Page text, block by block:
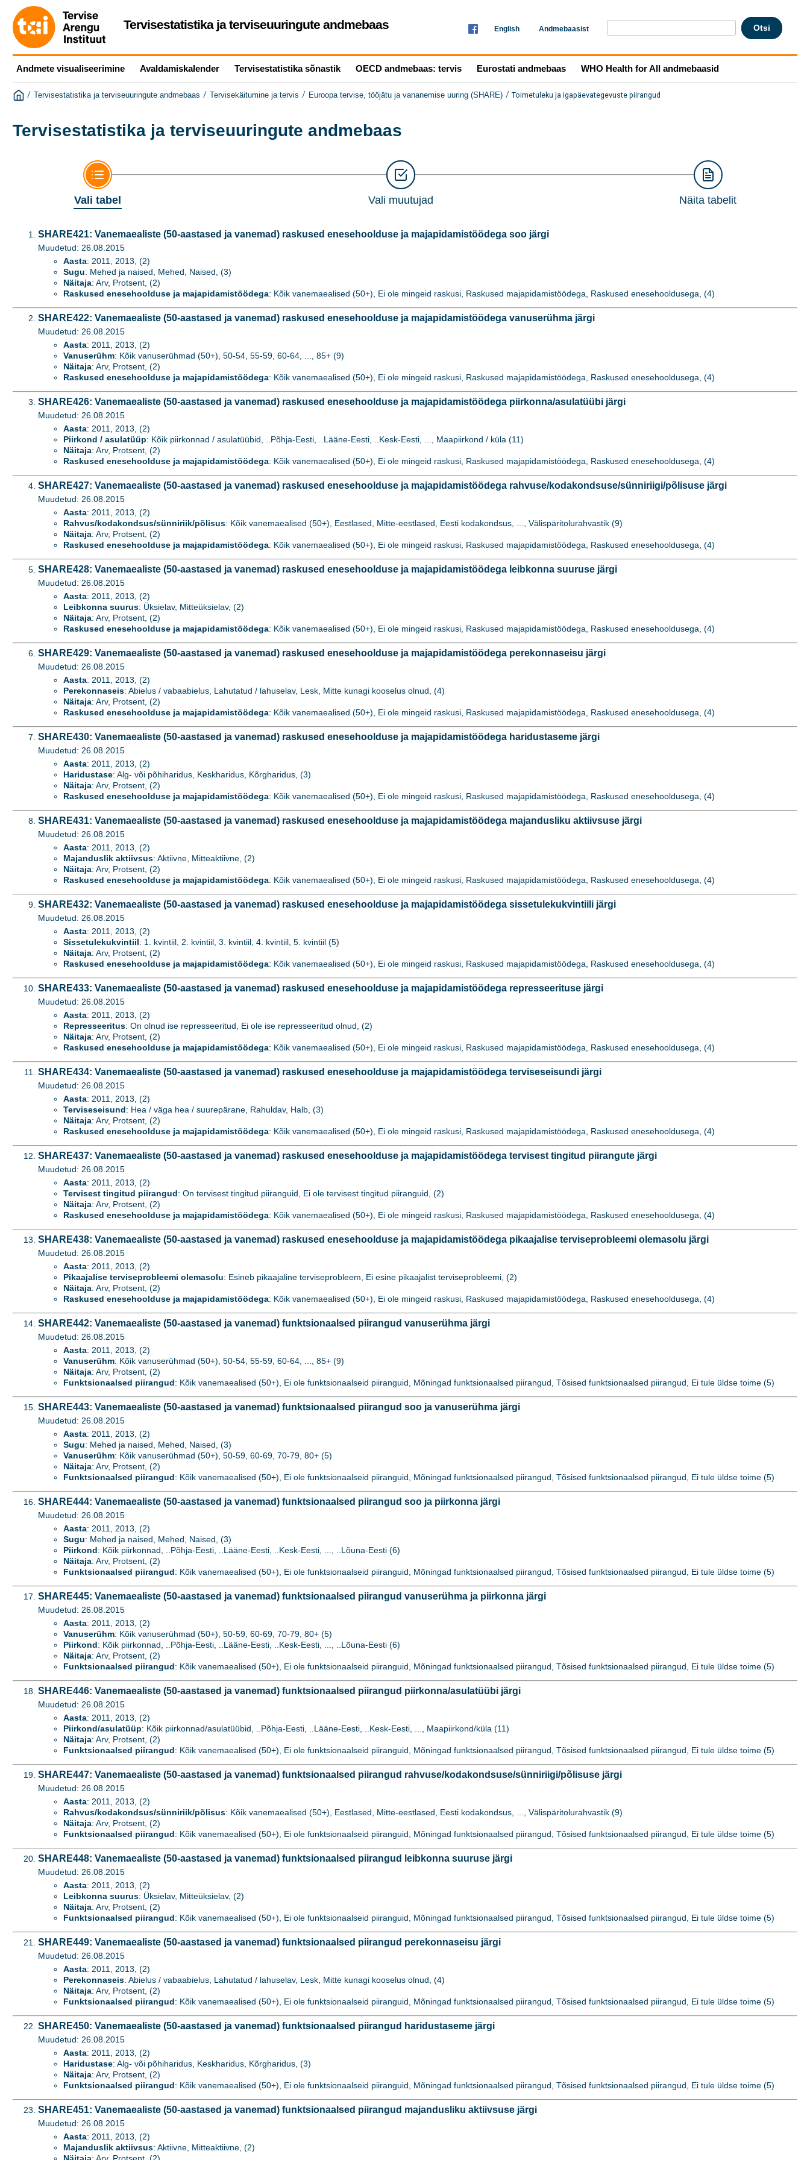
Tervisestatistika ja terviseuuringute andmebaas English Andmebaasist
Andmete visualiseerimine Avaldamiskalender Tervisestatistika sõnastik OECD andmebaas: tervis Eurostati andmebaas WHO Health for All andmebaasid
/ Tervisestatistika ja terviseuuringute andmebaas / Tervisekäitumine ja tervis / Euroopa tervise, tööjätu ja vananemise uuring (SHARE) / Toimetuleku ja igapäevategevuste piirangud
Tervisestatistika ja terviseuuringute andmebaas
Vali tabel Vali muutujad Näita tabelit
SHARE421: Vanemaealiste (50-aastased ja vanemad) raskused enesehoolduse ja majapidamistöödega soo järgi
Muudetud: 26.08.2015
Aasta: 2011, 2013, (2)
Sugu: Mehed ja naised, Mehed, Naised, (3)
Näitaja: Arv, Protsent, (2)
Raskused enesehoolduse ja majapidamistöödega: Kõik vanemaealised (50+), Ei ole mingeid raskusi, Raskused majapidamistöödega, Raskused enesehooldusega, (4)
SHARE422: Vanemaealiste (50-aastased ja vanemad) raskused enesehoolduse ja majapidamistöödega vanuserühma järgi
Muudetud: 26.08.2015
Aasta: 2011, 2013, (2)
Vanuserühm: Kõik vanuserühmad (50+), 50-54, 55-59, 60-64, ..., 85+ (9)
Näitaja: Arv, Protsent, (2)
Raskused enesehoolduse ja majapidamistöödega: Kõik vanemaealised (50+), Ei ole mingeid raskusi, Raskused majapidamistöödega, Raskused enesehooldusega, (4)
SHARE426: Vanemaealiste (50-aastased ja vanemad) raskused enesehoolduse ja majapidamistöödega piirkonna/asulatüübi järgi
Muudetud: 26.08.2015
Aasta: 2011, 2013, (2)
Piirkond / asulatüüp: Kõik piirkonnad / asulatüübid, ..Põhja-Eesti, ..Lääne-Eesti, ..Kesk-Eesti, ..., Maapiirkond / küla (11)
Näitaja: Arv, Protsent, (2)
Raskused enesehoolduse ja majapidamistöödega: Kõik vanemaealised (50+), Ei ole mingeid raskusi, Raskused majapidamistöödega, Raskused enesehooldusega, (4)
SHARE427: Vanemaealiste (50-aastased ja vanemad) raskused enesehoolduse ja majapidamistöödega rahvuse/kodakondsuse/sünniriigi/põlisuse järgi
Muudetud: 26.08.2015
Aasta: 2011, 2013, (2)
Rahvus/kodakondsus/sünniriik/põlisus: Kõik vanemaealised (50+), Eestlased, Mitte-eestlased, Eesti kodakondsus, ..., Välispäritolurahvastik (9)
Näitaja: Arv, Protsent, (2)
Raskused enesehoolduse ja majapidamistöödega: Kõik vanemaealised (50+), Ei ole mingeid raskusi, Raskused majapidamistöödega, Raskused enesehooldusega, (4)
SHARE428: Vanemaealiste (50-aastased ja vanemad) raskused enesehoolduse ja majapidamistöödega leibkonna suuruse järgi
Muudetud: 26.08.2015
Aasta: 2011, 2013, (2)
Leibkonna suurus: Üksielav, Mitteüksielav, (2)
Näitaja: Arv, Protsent, (2)
Raskused enesehoolduse ja majapidamistöödega: Kõik vanemaealised (50+), Ei ole mingeid raskusi, Raskused majapidamistöödega, Raskused enesehooldusega, (4)
SHARE429: Vanemaealiste (50-aastased ja vanemad) raskused enesehoolduse ja majapidamistöödega perekonnaseisu järgi
Muudetud: 26.08.2015
Aasta: 2011, 2013, (2)
Perekonnaseis: Abielus / vabaabielus, Lahutatud / lahuselav, Lesk, Mitte kunagi kooselus olnud, (4)
Näitaja: Arv, Protsent, (2)
Raskused enesehoolduse ja majapidamistöödega: Kõik vanemaealised (50+), Ei ole mingeid raskusi, Raskused majapidamistöödega, Raskused enesehooldusega, (4)
SHARE430: Vanemaealiste (50-aastased ja vanemad) raskused enesehoolduse ja majapidamistöödega haridustaseme järgi
Muudetud: 26.08.2015
Aasta: 2011, 2013, (2)
Haridustase: Alg- või põhiharidus, Keskharidus, Kõrgharidus, (3)
Näitaja: Arv, Protsent, (2)
Raskused enesehoolduse ja majapidamistöödega: Kõik vanemaealised (50+), Ei ole mingeid raskusi, Raskused majapidamistöödega, Raskused enesehooldusega, (4)
SHARE431: Vanemaealiste (50-aastased ja vanemad) raskused enesehoolduse ja majapidamistöödega majandusliku aktiivsuse järgi
Muudetud: 26.08.2015
Aasta: 2011, 2013, (2)
Majanduslik aktiivsus: Aktiivne, Mitteaktiivne, (2)
Näitaja: Arv, Protsent, (2)
Raskused enesehoolduse ja majapidamistöödega: Kõik vanemaealised (50+), Ei ole mingeid raskusi, Raskused majapidamistöödega, Raskused enesehooldusega, (4)
SHARE432: Vanemaealiste (50-aastased ja vanemad) raskused enesehoolduse ja majapidamistöödega sissetulekukvintiili järgi
Muudetud: 26.08.2015
Aasta: 2011, 2013, (2)
Sissetulekukvintiil: 1. kvintiil, 2. kvintiil, 3. kvintiil, 4. kvintiil, 5. kvintiil (5)
Näitaja: Arv, Protsent, (2)
Raskused enesehoolduse ja majapidamistöödega: Kõik vanemaealised (50+), Ei ole mingeid raskusi, Raskused majapidamistöödega, Raskused enesehooldusega, (4)
SHARE433: Vanemaealiste (50-aastased ja vanemad) raskused enesehoolduse ja majapidamistöödega represseerituse järgi
Muudetud: 26.08.2015
Aasta: 2011, 2013, (2)
Represseeritus: On olnud ise represseeritud, Ei ole ise represseeritud olnud, (2)
Näitaja: Arv, Protsent, (2)
Raskused enesehoolduse ja majapidamistöödega: Kõik vanemaealised (50+), Ei ole mingeid raskusi, Raskused majapidamistöödega, Raskused enesehooldusega, (4)
SHARE434: Vanemaealiste (50-aastased ja vanemad) raskused enesehoolduse ja majapidamistöödega terviseseisundi järgi
Muudetud: 26.08.2015
Aasta: 2011, 2013, (2)
Terviseseisund: Hea / väga hea / suurepärane, Rahuldav, Halb, (3)
Näitaja: Arv, Protsent, (2)
Raskused enesehoolduse ja majapidamistöödega: Kõik vanemaealised (50+), Ei ole mingeid raskusi, Raskused majapidamistöödega, Raskused enesehooldusega, (4)
SHARE437: Vanemaealiste (50-aastased ja vanemad) raskused enesehoolduse ja majapidamistöödega tervisest tingitud piirangute järgi
Muudetud: 26.08.2015
Aasta: 2011, 2013, (2)
Tervisest tingitud piirangud: On tervisest tingitud piiranguid, Ei ole tervisest tingitud piiranguid, (2)
Näitaja: Arv, Protsent, (2)
Raskused enesehoolduse ja majapidamistöödega: Kõik vanemaealised (50+), Ei ole mingeid raskusi, Raskused majapidamistöödega, Raskused enesehooldusega, (4)
SHARE438: Vanemaealiste (50-aastased ja vanemad) raskused enesehoolduse ja majapidamistöödega pikaajalise terviseprobleemi olemasolu järgi
Muudetud: 26.08.2015
Aasta: 2011, 2013, (2)
Pikaajalise terviseprobleemi olemasolu: Esineb pikaajaline terviseprobleem, Ei esine pikaajalist terviseprobleemi, (2)
Näitaja: Arv, Protsent, (2)
Raskused enesehoolduse ja majapidamistöödega: Kõik vanemaealised (50+), Ei ole mingeid raskusi, Raskused majapidamistöödega, Raskused enesehooldusega, (4)
SHARE442: Vanemaealiste (50-aastased ja vanemad) funktsionaalsed piirangud vanuserühma järgi
Muudetud: 26.08.2015
Aasta: 2011, 2013, (2)
Vanuserühm: Kõik vanuserühmad (50+), 50-54, 55-59, 60-64, ..., 85+ (9)
Näitaja: Arv, Protsent, (2)
Funktsionaalsed piirangud: Kõik vanemaealised (50+), Ei ole funktsionaalseid piiranguid, Mõningad funktsionaalsed piirangud, Tõsised funktsionaalsed piirangud, Ei tule üldse toime (5)
SHARE443: Vanemaealiste (50-aastased ja vanemad) funktsionaalsed piirangud soo ja vanuserühma järgi
Muudetud: 26.08.2015
Aasta: 2011, 2013, (2)
Sugu: Mehed ja naised, Mehed, Naised, (3)
Vanuserühm: Kõik vanuserühmad (50+), 50-59, 60-69, 70-79, 80+ (5)
Näitaja: Arv, Protsent, (2)
Funktsionaalsed piirangud: Kõik vanemaealised (50+), Ei ole funktsionaalseid piiranguid, Mõningad funktsionaalsed piirangud, Tõsised funktsionaalsed piirangud, Ei tule üldse toime (5)
SHARE444: Vanemaealiste (50-aastased ja vanemad) funktsionaalsed piirangud soo ja piirkonna järgi
Muudetud: 26.08.2015
Aasta: 2011, 2013, (2)
Sugu: Mehed ja naised, Mehed, Naised, (3)
Piirkond: Kõik piirkonnad, ..Põhja-Eesti, ..Lääne-Eesti, ..Kesk-Eesti, ..., ..Lõuna-Eesti (6)
Näitaja: Arv, Protsent, (2)
Funktsionaalsed piirangud: Kõik vanemaealised (50+), Ei ole funktsionaalseid piiranguid, Mõningad funktsionaalsed piirangud, Tõsised funktsionaalsed piirangud, Ei tule üldse toime (5)
SHARE445: Vanemaealiste (50-aastased ja vanemad) funktsionaalsed piirangud vanuserühma ja piirkonna järgi
Muudetud: 26.08.2015
Aasta: 2011, 2013, (2)
Vanuserühm: Kõik vanuserühmad (50+), 50-59, 60-69, 70-79, 80+ (5)
Piirkond: Kõik piirkonnad, ..Põhja-Eesti, ..Lääne-Eesti, ..Kesk-Eesti, ..., ..Lõuna-Eesti (6)
Näitaja: Arv, Protsent, (2)
Funktsionaalsed piirangud: Kõik vanemaealised (50+), Ei ole funktsionaalseid piiranguid, Mõningad funktsionaalsed piirangud, Tõsised funktsionaalsed piirangud, Ei tule üldse toime (5)
SHARE446: Vanemaealiste (50-aastased ja vanemad) funktsionaalsed piirangud piirkonna/asulatüübi järgi
Muudetud: 26.08.2015
Aasta: 2011, 2013, (2)
Piirkond/asulatüüp: Kõik piirkonnad/asulatüübid, ..Põhja-Eesti, ..Lääne-Eesti, ..Kesk-Eesti, ..., Maapiirkond/küla (11)
Näitaja: Arv, Protsent, (2)
Funktsionaalsed piirangud: Kõik vanemaealised (50+), Ei ole funktsionaalseid piiranguid, Mõningad funktsionaalsed piirangud, Tõsised funktsionaalsed piirangud, Ei tule üldse toime (5)
SHARE447: Vanemaealiste (50-aastased ja vanemad) funktsionaalsed piirangud rahvuse/kodakondsuse/sünniriigi/põlisuse järgi
Muudetud: 26.08.2015
Aasta: 2011, 2013, (2)
Rahvus/kodakondsus/sünniriik/põlisus: Kõik vanemaealised (50+), Eestlased, Mitte-eestlased, Eesti kodakondsus, ..., Välispäritolurahvastik (9)
Näitaja: Arv, Protsent, (2)
Funktsionaalsed piirangud: Kõik vanemaealised (50+), Ei ole funktsionaalseid piiranguid, Mõningad funktsionaalsed piirangud, Tõsised funktsionaalsed piirangud, Ei tule üldse toime (5)
SHARE448: Vanemaealiste (50-aastased ja vanemad) funktsionaalsed piirangud leibkonna suuruse järgi
Muudetud: 26.08.2015
Aasta: 2011, 2013, (2)
Leibkonna suurus: Üksielav, Mitteüksielav, (2)
Näitaja: Arv, Protsent, (2)
Funktsionaalsed piirangud: Kõik vanemaealised (50+), Ei ole funktsionaalseid piiranguid, Mõningad funktsionaalsed piirangud, Tõsised funktsionaalsed piirangud, Ei tule üldse toime (5)
SHARE449: Vanemaealiste (50-aastased ja vanemad) funktsionaalsed piirangud perekonnaseisu järgi
Muudetud: 26.08.2015
Aasta: 2011, 2013, (2)
Perekonnaseis: Abielus / vabaabielus, Lahutatud / lahuselav, Lesk, Mitte kunagi kooselus olnud, (4)
Näitaja: Arv, Protsent, (2)
Funktsionaalsed piirangud: Kõik vanemaealised (50+), Ei ole funktsionaalseid piiranguid, Mõningad funktsionaalsed piirangud, Tõsised funktsionaalsed piirangud, Ei tule üldse toime (5)
SHARE450: Vanemaealiste (50-aastased ja vanemad) funktsionaalsed piirangud haridustaseme järgi
Muudetud: 26.08.2015
Aasta: 2011, 2013, (2)
Haridustase: Alg- või põhiharidus, Keskharidus, Kõrgharidus, (3)
Näitaja: Arv, Protsent, (2)
Funktsionaalsed piirangud: Kõik vanemaealised (50+), Ei ole funktsionaalseid piiranguid, Mõningad funktsionaalsed piirangud, Tõsised funktsionaalsed piirangud, Ei tule üldse toime (5)
SHARE451: Vanemaealiste (50-aastased ja vanemad) funktsionaalsed piirangud majandusliku aktiivsuse järgi
Muudetud: 26.08.2015
Aasta: 2011, 2013, (2)
Majanduslik aktiivsus: Aktiivne, Mitteaktiivne, (2)